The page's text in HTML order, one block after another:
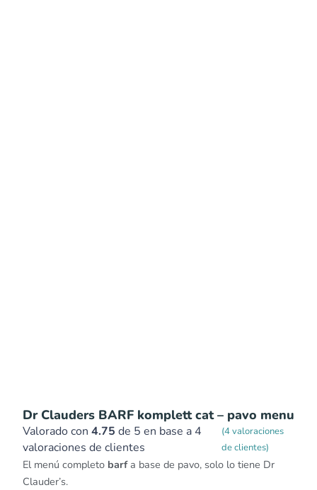
Dr Clauders BARF komplett cat – pavo menu
Valorado con 4.75 de 5 en base a 4
valoraciones de clientes
(4valoraciones
de clientes)
El menú completo barfa base de pavo, solo lo tiene Dr
Clauder’s.